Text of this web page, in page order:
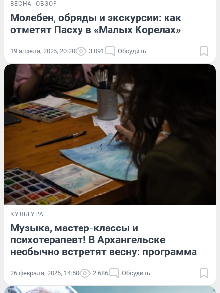
ВЕСНА ОБЗОР
Молебен, обряды и экскурсии: как
отметят Пасху в «Малых Корелах»
19 апреля, 2025, 20:20 3 091 Обсудить
КУЛЬТУРА
Музыка, мастер-классы и
психотерапевт! В Архангельске
необычно встретят весну: программа
26 февраля, 2025, 14:50 2 686 Обсудить